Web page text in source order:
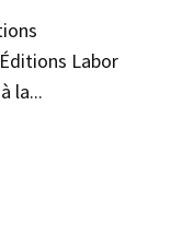
Labor
la...